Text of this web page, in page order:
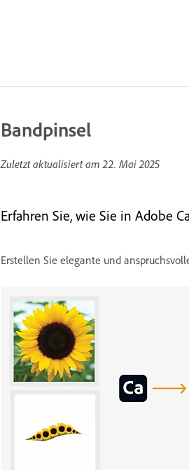
Bandpinsel
Zuletzt aktualisiert am22. Mai 2025
Erfahren Sie, wie Sie in Adobe
Erstellen Sie elegante und